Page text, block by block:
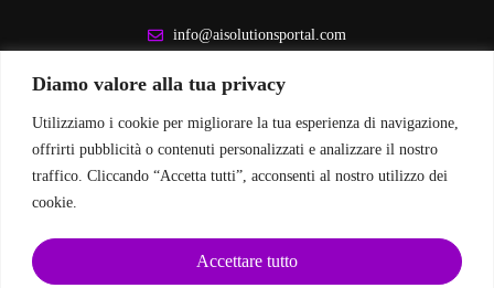
Diamo valore alla tua privacy
Utilizziamo i cookie per migliorare la tua esperienza di navigazione,
offrirti pubblicità o contenuti personalizzati e analizzare il nostro
traffico. Cliccando “Accetta tutti”, acconsenti al nostro utilizzo dei
cookie.
Accettare tutto
info@aisolutionsportal.com
INFORMAZIONI LEGALI
Privacy Policy
Cookie Policy
SEGUICI SUI SOCIAL